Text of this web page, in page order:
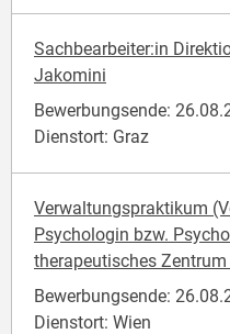
Sachbearbeiter:in
Jakomini
Bewerbungsende:
Dienstort: Graz
Verwaltungspraktikum
Psychologin bzw.
therapeutisches
Bewerbungsende:
Dienstort: Wien